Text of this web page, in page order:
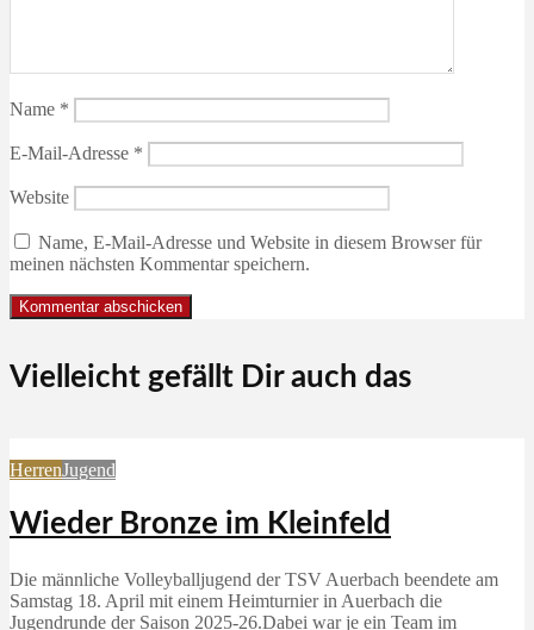
Name *
E-Mail-Adresse *
Website
Name, E-Mail-Adresse und Website in diesem Browser für
meinen nächsten Kommentar speichern.
Vielleicht gefällt Dir auch das
HerrenJugend
Wieder Bronze im Kleinfeld
Die männliche Volleyballjugend der TSV Auerbach beendete am
Samstag 18. April mit einem Heimturnier in Auerbach die
Jugendrunde der Saison 2025-26.Dabei war je ein Team im